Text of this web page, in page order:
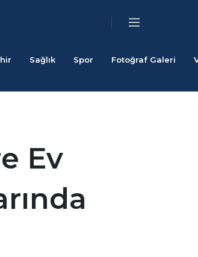
Sağlık Spor Fotoğraf Galeri
Ev